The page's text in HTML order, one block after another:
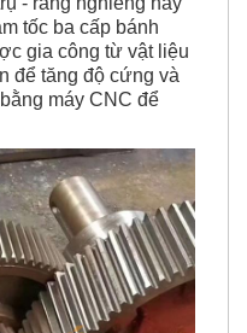
tốc ba cấp bánh
gia công từ vật liệu
để tăng độ cứng và
máy CNC để